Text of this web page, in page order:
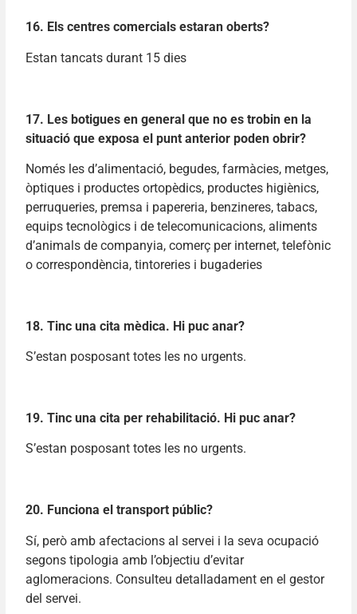
16. Els centres comercials estaran oberts?
Estan tancats durant 15 dies
17. Les botigues en general que no es trobin en la
situació que exposa el punt anterior poden obrir?
Només les d’alimentació, begudes, farmàcies, metges,
òptiques i productes ortopèdics, productes higiènics,
perruqueries, premsa i papereria, benzineres, tabacs,
equips tecnològics i de telecomunicacions, aliments
d’animals de companyia, comerç per internet, telefònic
o correspondència, tintoreries i bugaderies
18. Tinc una cita mèdica. Hi puc anar?
S’estan posposant totes les no urgents.
19. Tinc una cita per rehabilitació. Hi puc anar?
S’estan posposant totes les no urgents.
20. Funciona el transport públic?
Sí, però amb afectacions al servei i la seva ocupació
segons tipologia amb l’objectiu d’evitar
aglomeracions. Consulteu detalladament en el gestor
del servei.